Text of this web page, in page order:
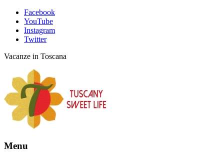
Facebook
YouTube
Instagram
Twitter
Vacanze in Toscana
Menu